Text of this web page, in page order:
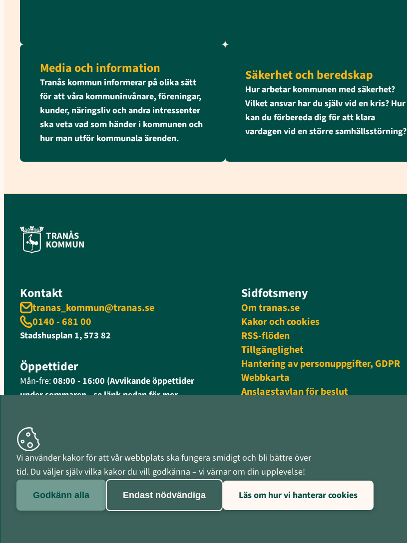
Media och information
Tranås kommun informerar på olika sätt
för att våra kommuninvånare, föreningar,
kunder, näringsliv och andra intressenter
ska veta vad som händer i kommunen och
hur man utför kommunala ärenden.
Säkerhet och beredskap
Hur arbetar kommunen med säkerhet?
Vilket ansvar har du själv vid en kris? Hur
kan du förbereda dig för att klara
vardagen vid en större samhällsstörning?
Kontakt
tranas_kommun@tranas.se
0140 - 681 00
Stadshusplan 1, 573 82
Öppettider
Mån-fre:08:00 - 16:00 (Avvikande öppettider
under sommaren - se länk nedan för mer
Organisationsnummer
212000-0597
Sidfotsmeny
Om tranas.se
Kakor och cookies
RSS-flöden
Tillgänglighet
Hantering av personuppgifter, GDPR
Webbkarta
Anslagstavlan för beslut
Vi använder kakor för att vår webbplats ska fungera smidigt och bli bättre över
tid. Du väljer själv vilka kakor du vill godkänna – vi värnar om din upplevelse!
Godkänn alla Endast nödvändiga Läs om hur vi hanterar cookies